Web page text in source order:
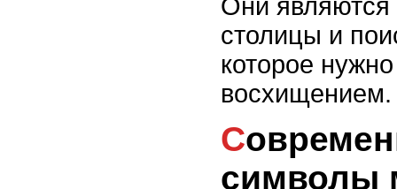
Они являются
столицы и
которое
восхищением.
Современные небоскребы:
символы